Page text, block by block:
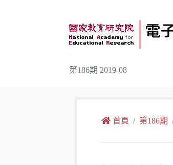
第186期 2019-08
首頁 第186期